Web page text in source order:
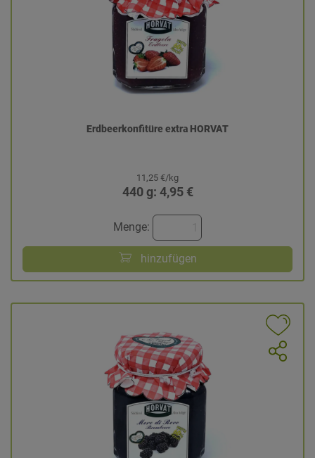
Erdbeerkonfitüre extra HORVAT
11,25 €/kg
440 g: 4,95 €
Menge:
hinzufügen